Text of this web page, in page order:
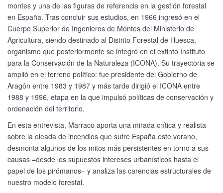
montes y una de las figuras de referencia en la gestión forestal
en España. Tras concluir sus estudios, en 1966 ingresó en el
Cuerpo Superior de Ingenieros de Montes del Ministerio de
Agricultura, siendo destinado al Distrito Forestal de Huesca,
organismo que posteriormente se integró en el extinto Instituto
para la Conservación de la Naturaleza (ICONA). Su trayectoria se
amplió en el terreno político: fue presidente del Gobierno de
Aragón entre 1983 y 1987 y más tarde dirigió el ICONA entre
1988 y 1996, etapa en la que impulsó políticas de conservación y
ordenación del territorio.
En esta entrevista, Marraco aporta una mirada crítica y realista
sobre la oleada de incendios que sufre España este verano,
desmonta algunos de los mitos más persistentes en torno a sus
causas –desde los supuestos intereses urbanísticos hasta el
papel de los pirómanos– y analiza las carencias estructurales de
nuestro modelo forestal.